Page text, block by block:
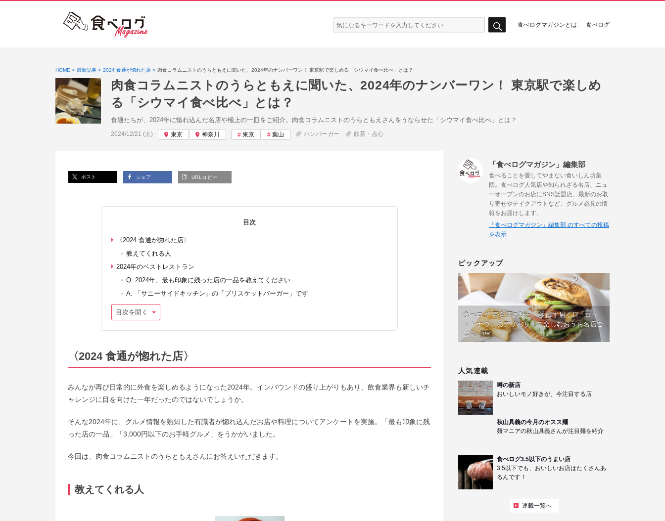
検
索:
食べログマガジンとは 食べログ
HOME 最新記事 2024 食通が惚れた店 肉食コラムニストのうらともえに聞いた、2024年のナンバーワン！ 東京駅で楽しめる「シウマイ食べ比べ」とは？
肉食コラムニストのうらともえに聞いた、2024年のナンバーワン！ 東京駅で楽しめ
る「シウマイ食べ比べ」とは？
食通たちが、2024年に惚れ込んだ名店や極上の一皿をご紹介。肉食コラムニストのうらともえさんをうならせた「シウマイ食べ比べ」とは？
投稿日:
2024/12/21 (土) 東京 神奈川 東京 葉山 ハンバーガー 飲茶・点心
ポスト シェア URLコピー
目次
〈2024 食通が惚れた店〉
教えてくれる人
2024年のベストレストラン
Q. 2024年、最も印象に残った店の一品を教えてください
A. 「サニーサイドキッチン」の「ブリスケットバーガー」です
目次を開く
〈2024 食通が惚れた店〉
みんなが再び日常的に外食を楽しめるようになった2024年。インバウンドの盛り上がりもあり、飲食業界も新しいチ
ャレンジに目を向けた一年だったのではないでしょうか。
そんな2024年に、グルメ情報を熟知した有識者が惚れ込んだお店や料理についてアンケートを実施。「最も印象に残
った店の一品」「3,000円以下のお手軽グルメ」をうかがいました。
今回は、肉食コラムニストのうらともえさんにお答えいただきます。
教えてくれる人
「食べログマガジン」編集部
食べることを愛してやまない食いしん坊集
団。食べログ人気店や知られざる名店、ニュ
ーオープンのお店にSNS話題店、最新のお取
り寄せやテイクアウトなど、グルメ必見の情
報をお届けします。
「食べログマガジン」編集部 のすべての投稿
を表示
ピックアップ
食べログ 百名店の味が、並ばず届く!?「ロケ
ットナウ」のデリバリーで楽しむおうち名店ご
はん
PR
人気連載
噂の新店
おいしいモノ好きが、今注目する店
秋山具義の今月のオスス麺
麺マニアの秋山具義さんが注目麺を紹介
食べログ3.5以下のうまい店
3.5以下でも、おいしいお店はたくさんあ
るんです！
連載一覧へ